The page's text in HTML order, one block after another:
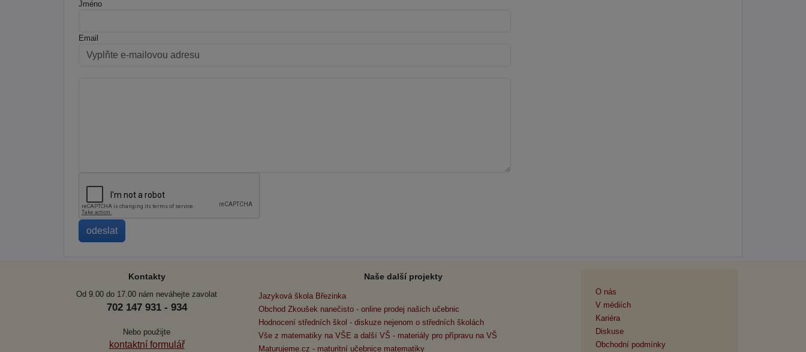
Jméno
Email
Kontakty
Od 9.00 do 17.00 nám neváhejte zavolat
702 147 931 - 934
Nebo použijte
kontaktní formulář
Naše další projekty
Jazyková škola Březinka
Obchod Zkoušek nanečisto - online prodej našich učebnic
Hodnocení středních škol - diskuze nejenom o středních školách
Vše z matematiky na VŠE a další VŠ - materiály pro přípravu na VŠ
Maturujeme.cz - maturitní učebnice matematiky
O nás
V médiích
Kariéra
Diskuse
Obchodní podmínky